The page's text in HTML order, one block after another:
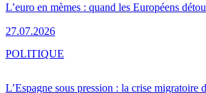
L’euro en mèmes : quand les Européens
27.07.2026
L’Espagne sous pression : la crise migratoire
POLITIQUE